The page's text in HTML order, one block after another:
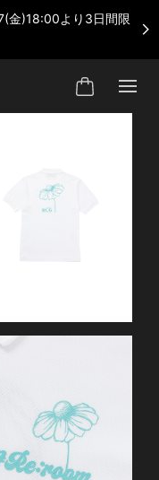
金)18:00より3日間限